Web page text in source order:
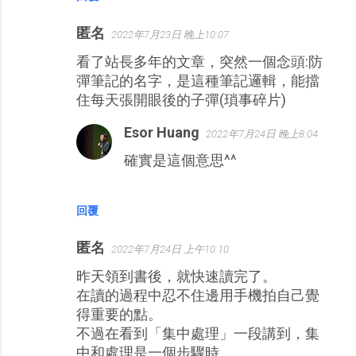
匿名 2022年7月23日 晚上10:07
看了站長多年的文章，突然一個念頭:防
彈筆記的名字，是這種筆記邏輯，能擋
住每天張開眼後的子彈(瑣事碎片)
回覆
Esor Huang 2022年7月24日 晚上8:04
確實是這個意思^^
匿名 2022年7月24日 上午10:10
昨天領到書後，就快速讀完了。
在讀的過程中忍不住邊用手機拍自己覺
得重要的點。
不過在看到「集中處理」一段講到，集
中和處理是一個步驟時，